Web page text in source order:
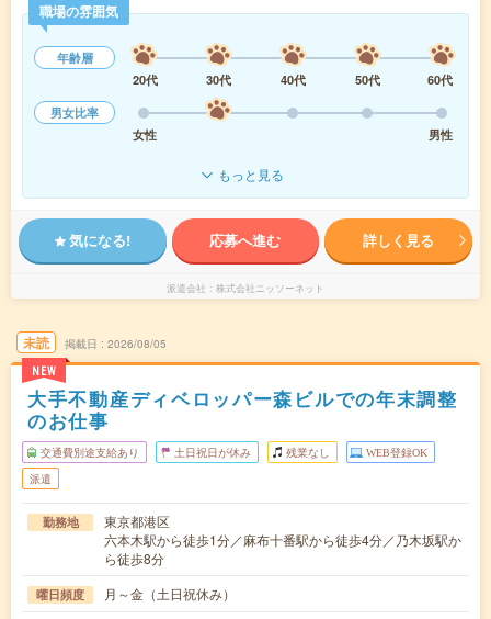
職場の雰囲気
年齢層
20代
30代 40代 50代
60代
男女比率
女性
男性
もっと見る
気になる! 応募へ進む 詳しく見る
派遣会社 株式会社ニッソーネット
未読
NEW
掲載日 2026/08/05
大手不動産ディベロッパー森ビルでの年末調整
のお仕事
交通費別途支給あり 土日祝日が休み 残業なし WEB登録OK
派遣
勤務地
東京都港区
六本木駅から徒歩1分／麻布十番駅から徒歩4分／乃木坂駅か
ら徒歩8分
曜日頻度 月～金（土日祝休み）